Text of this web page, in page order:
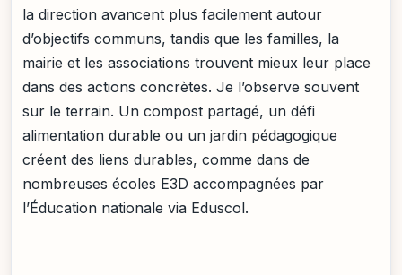
la direction avancent plus facilement autour
d’objectifs communs, tandis que les familles, la
mairie et les associations trouvent mieux leur place
dans des actions concrètes. Je l’observe souvent
sur le terrain. Un compost partagé, un défi
alimentation durable ou un jardin pédagogique
créent des liens durables, comme dans de
nombreuses écoles E3D accompagnées par
l’Éducation nationale via Eduscol.